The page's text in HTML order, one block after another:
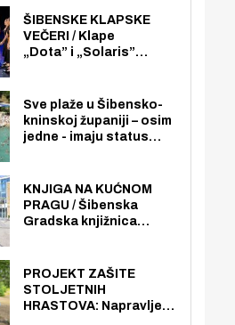
nego radno sposobnih
osoba među svojih 170
stanovnika.
ŠIBENSKE KLAPSKE
VEČERI / Klape
„Dota” i „Solaris”
loži
Sve plaže u Šibensko-
kninskoj županiji – osim
jedne - imaju status
općoj upotrebi. Pristup
je slobodan i besplatan
za sve građane i
KNJIGA NA KUĆNOM
PRAGU / Šibenska
Gradska knjižnica
knjiga na kućnu adresu
električnim biciklom.
PROJEKT ZAŠITE
STOLJETNIH
HRASTOVA: Napravljen